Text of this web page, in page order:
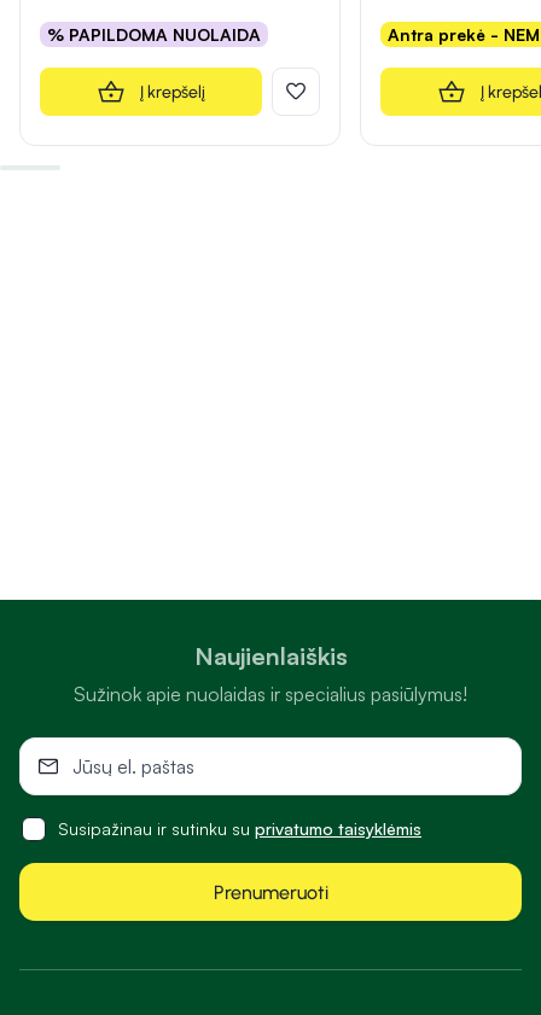
% PAPILDOMA NUOLAIDA
Į krepšelį
Antra prekė -
Į
Naujienlaiškis
Sužinok apie nuolaidas ir specialius pasiūlymus!
Susipažinau ir sutinku su privatumo taisyklėmis
Prenumeruoti